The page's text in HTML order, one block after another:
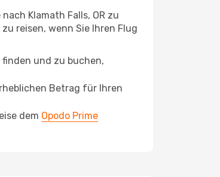
Klamath Falls, OR zu
reisen, wenn Sie Ihren Flug
und zu buchen,
Betrag für Ihren
dem Opodo Prime